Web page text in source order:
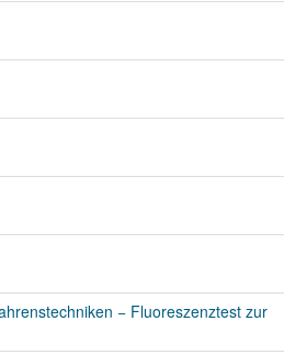
− Fluoreszenztest zur